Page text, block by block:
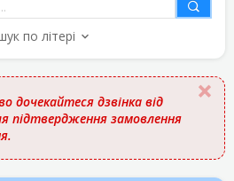
по літері
дочекайтеся дзвінка від
підтвердження замовлення